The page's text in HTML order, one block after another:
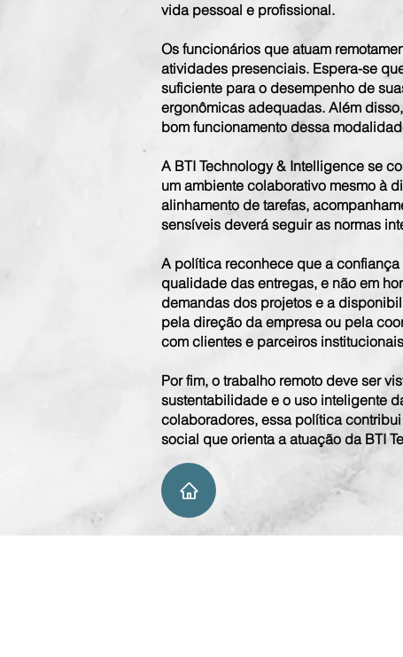
vida pessoal e profissional.
Os funcionários que atuam
atividades presenciais. Espera-se
suficiente para o desempenho de
ergonômicas adequadas. Além
bom funcionamento dessa
A BTI Technology & Intelligence se
um ambiente colaborativo mesmo à
alinhamento de tarefas,
sensíveis deverá seguir as normas
A política reconhece que a
qualidade das entregas, e não em
demandas dos projetos e a
pela direção da empresa ou pela
com clientes e parceiros
Por fim, o trabalho remoto deve ser
sustentabilidade e o uso inteligente
colaboradores, essa política
social que orienta a atuação da BTI